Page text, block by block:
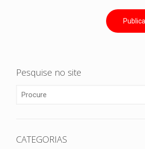
Pesquise no site
CATEGORIAS